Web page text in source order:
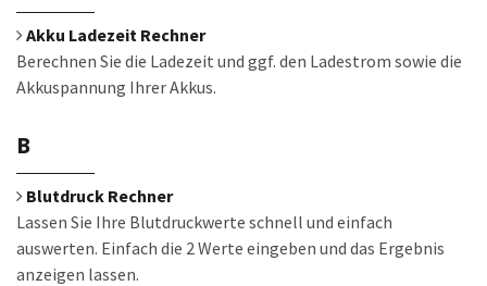
Akku Ladezeit Rechner
Berechnen Sie die Ladezeit und ggf. den Ladestrom sowie die
Akkuspannung Ihrer Akkus.
B
Blutdruck Rechner
Lassen Sie Ihre Blutdruckwerte schnell und einfach
auswerten. Einfach die 2 Werte eingeben und das Ergebnis
anzeigen lassen.